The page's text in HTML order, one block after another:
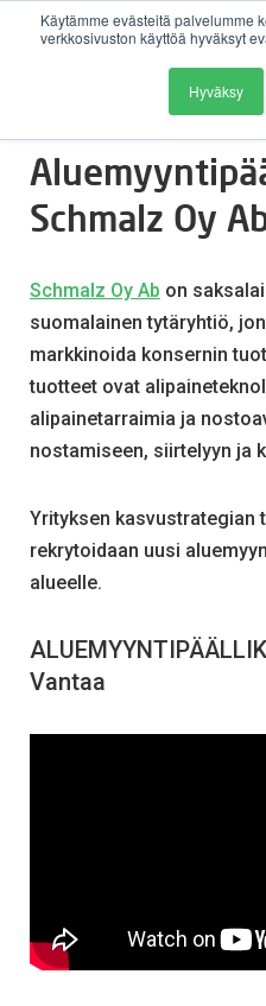
Käytämme evästeitä palvelumme
verkkosivuston käyttöä hyväksyt
Hyväksy
Schmalz Oy
Schmalz Oy Ab on
suomalainen tytäryhtiö,
markkinoida konsernin
tuotteet ovat
alipainetarraimia ja
nostamiseen, siirtelyyn ja
Yrityksen kasvustrategian
rekrytoidaan uusi
alueelle.
Vantaa